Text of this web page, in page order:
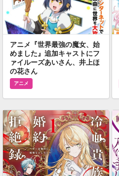
アニメ『世界最強の魔女、始
めました』追加キャストにフ
ァイルーズあいさん、井上ほ
の花さん
アニメ